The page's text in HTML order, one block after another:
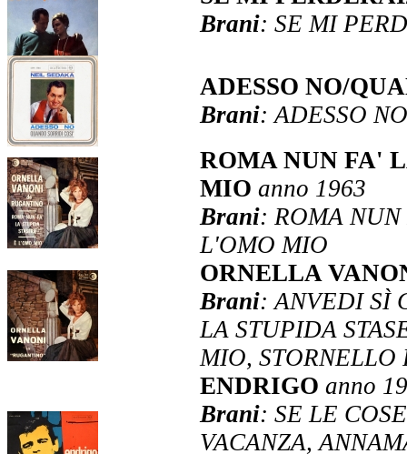
Brani: SE MI
ADESSO NO/
Brani: ADESSO
ROMA NUN FA'
MIO anno 1963
Brani: ROMA NUN
L'OMO MIO
ORNELLA
Brani: ANVEDI SÌ
LA STUPIDA
MIO,
ENDRIGO anno
Brani: SE LE
VACANZA,